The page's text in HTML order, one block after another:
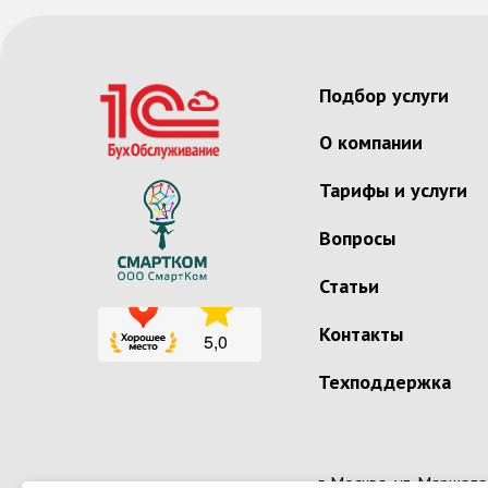
Подбор услуги
О компании
Тарифы и услуги
Вопросы
Статьи
Контакты
Техподдержка
г. Москва, ул.